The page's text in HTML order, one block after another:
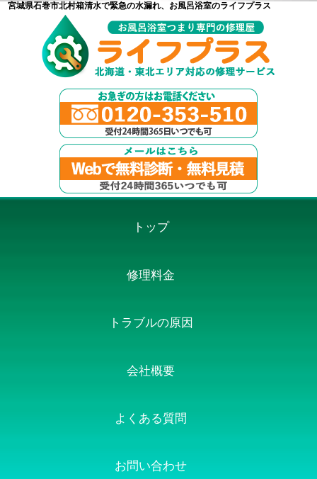
宮城県石巻市北村箱清水で緊急の水漏れ、お風呂浴室のライフプラス
トップ
修理料金
トラブルの原因
会社概要
よくある質問
お問い合わせ